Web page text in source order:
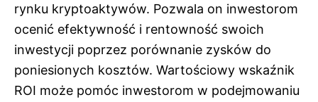
rynku kryptoaktywów. Pozwala on inwestorom
ocenić efektywność i rentowność swoich
inwestycji poprzez porównanie zysków do
poniesionych kosztów. Wartościowy wskaźnik
ROI może pomóc inwestorom w podejmowaniu